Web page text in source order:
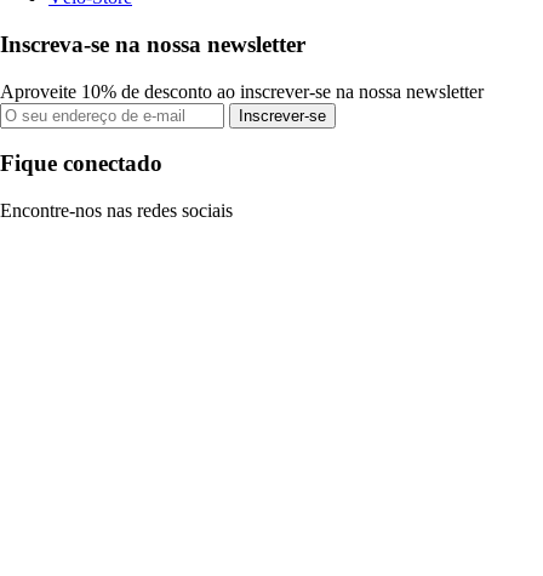
Inscreva-se na nossa newsletter
Aproveite 10% de desconto ao inscrever-se na nossa newsletter
Inscrever-se
Fique conectado
Encontre-nos nas redes sociais